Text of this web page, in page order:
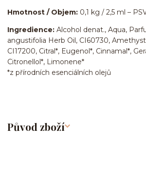
Hmotnost / Objem: 0,1 kg / 2,5 ml –
Ingredience: Alcohol denat., Aqua,
angustifolia Herb Oil, CI60730,
CI17200, Citral*, Eugenol*, Cinnamal*,
Citronellol*, Limonene*
*z přírodních esenciálních olejů
Původ zboží